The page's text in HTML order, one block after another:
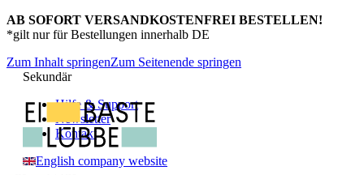
AB SOFORT VERSANDKOSTENFREI BESTELLEN!
*gilt nur für Bestellungen innerhalb DE
Zum Inhalt springenZum Seitenende springen
Sekundär
Hilfe & Support
Newsletter
Kontakt
English company website